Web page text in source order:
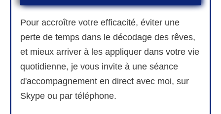
Pour accroître votre efficacité, éviter une
perte de temps dans le décodage des rêves,
et mieux arriver à les appliquer dans votre vie
quotidienne, je vous invite à une séance
d'accompagnement en direct avec moi, sur
Skype ou par téléphone.